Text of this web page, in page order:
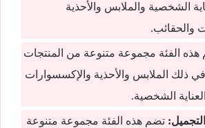
الشخصية والملابس والأحذية
والحقائب.
الفئة مجموعة متنوعة من المنتجات
في ذلك الملابس والأحذية والإكسسوارات
الشخصية.
تضم هذه الفئة مجموعة متنوعة